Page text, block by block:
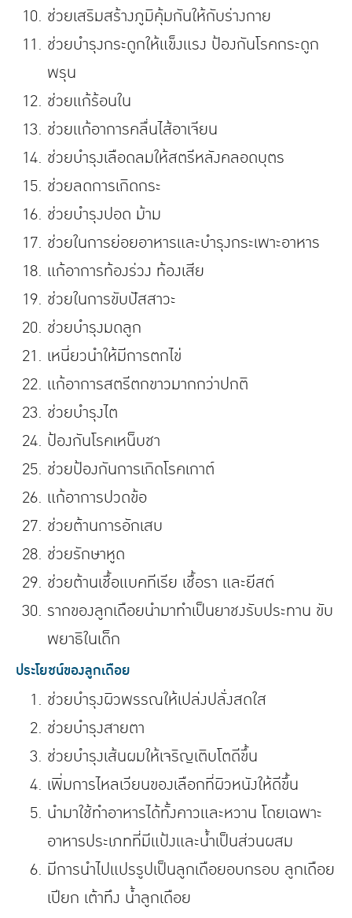
ช่วยเสริมสร้างภูมิคุ้มกันให้กับร่างกาย
ช่วยบำรุงกระดูกให้แข็งแรง ป้องกันโรคกระดูก
พรุน
ช่วยแก้ร้อนใน
ช่วยแก้อาการคลื่นไส้อาเจียน
ช่วยบำรุงเลือดลมให้สตรีหลังคลอดบุตร
ช่วยลดการเกิดกระ
ช่วยบำรุงปอด ม้าม
ช่วยในการย่อยอาหารและบำรุงกระเพาะอาหาร
แก้อาการท้องร่วง ท้องเสีย
ช่วยในการขับปัสสาวะ
ช่วยบำรุงมดลูก
เหนี่ยวนำให้มีการตกไข่
แก้อาการสตรีตกขาวมากกว่าปกติ
ช่วยบำรุงไต
ป้องกันโรคเหน็บชา
ช่วยป้องกันการเกิดโรคเกาต์
แก้อาการปวดข้อ
ช่วยต้านการอักเสบ
ช่วยรักษาหูด
ช่วยต้านเชื้อแบคทีเรีย เชื้อรา และยีสต์
รากของลูกเดือยนำมาทำเป็นยาชงรับประทาน ขับ
พยาธิในเด็ก
ประโยชน์ของลูกเดือย
ช่วยบำรุงผิวพรรณให้เปล่งปลั่งสดใส
ช่วยบำรุงสายตา
ช่วยบำรุงเส้นผมให้เจริญเติบโตดีขึ้น
เพิ่มการไหลเวียนของเลือกที่ผิวหนังให้ดีขึ้น
นำมาใช้ทำอาหารได้ทั้งคาวและหวาน โดยเฉพาะ
อาหารประเภทที่มีแป้งและน้ำเป็นส่วนผสม
มีการนำไปแปรรูปเป็นลูกเดือยอบกรอบ ลูกเดือย
เปียก เต้าทึง น้ำลูกเดือย